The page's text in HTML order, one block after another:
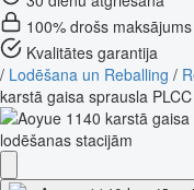
100% drošs maksājums
Kvalitātes garantija
/ Lodēšana un Reballing /
karstā gaisa sprausla